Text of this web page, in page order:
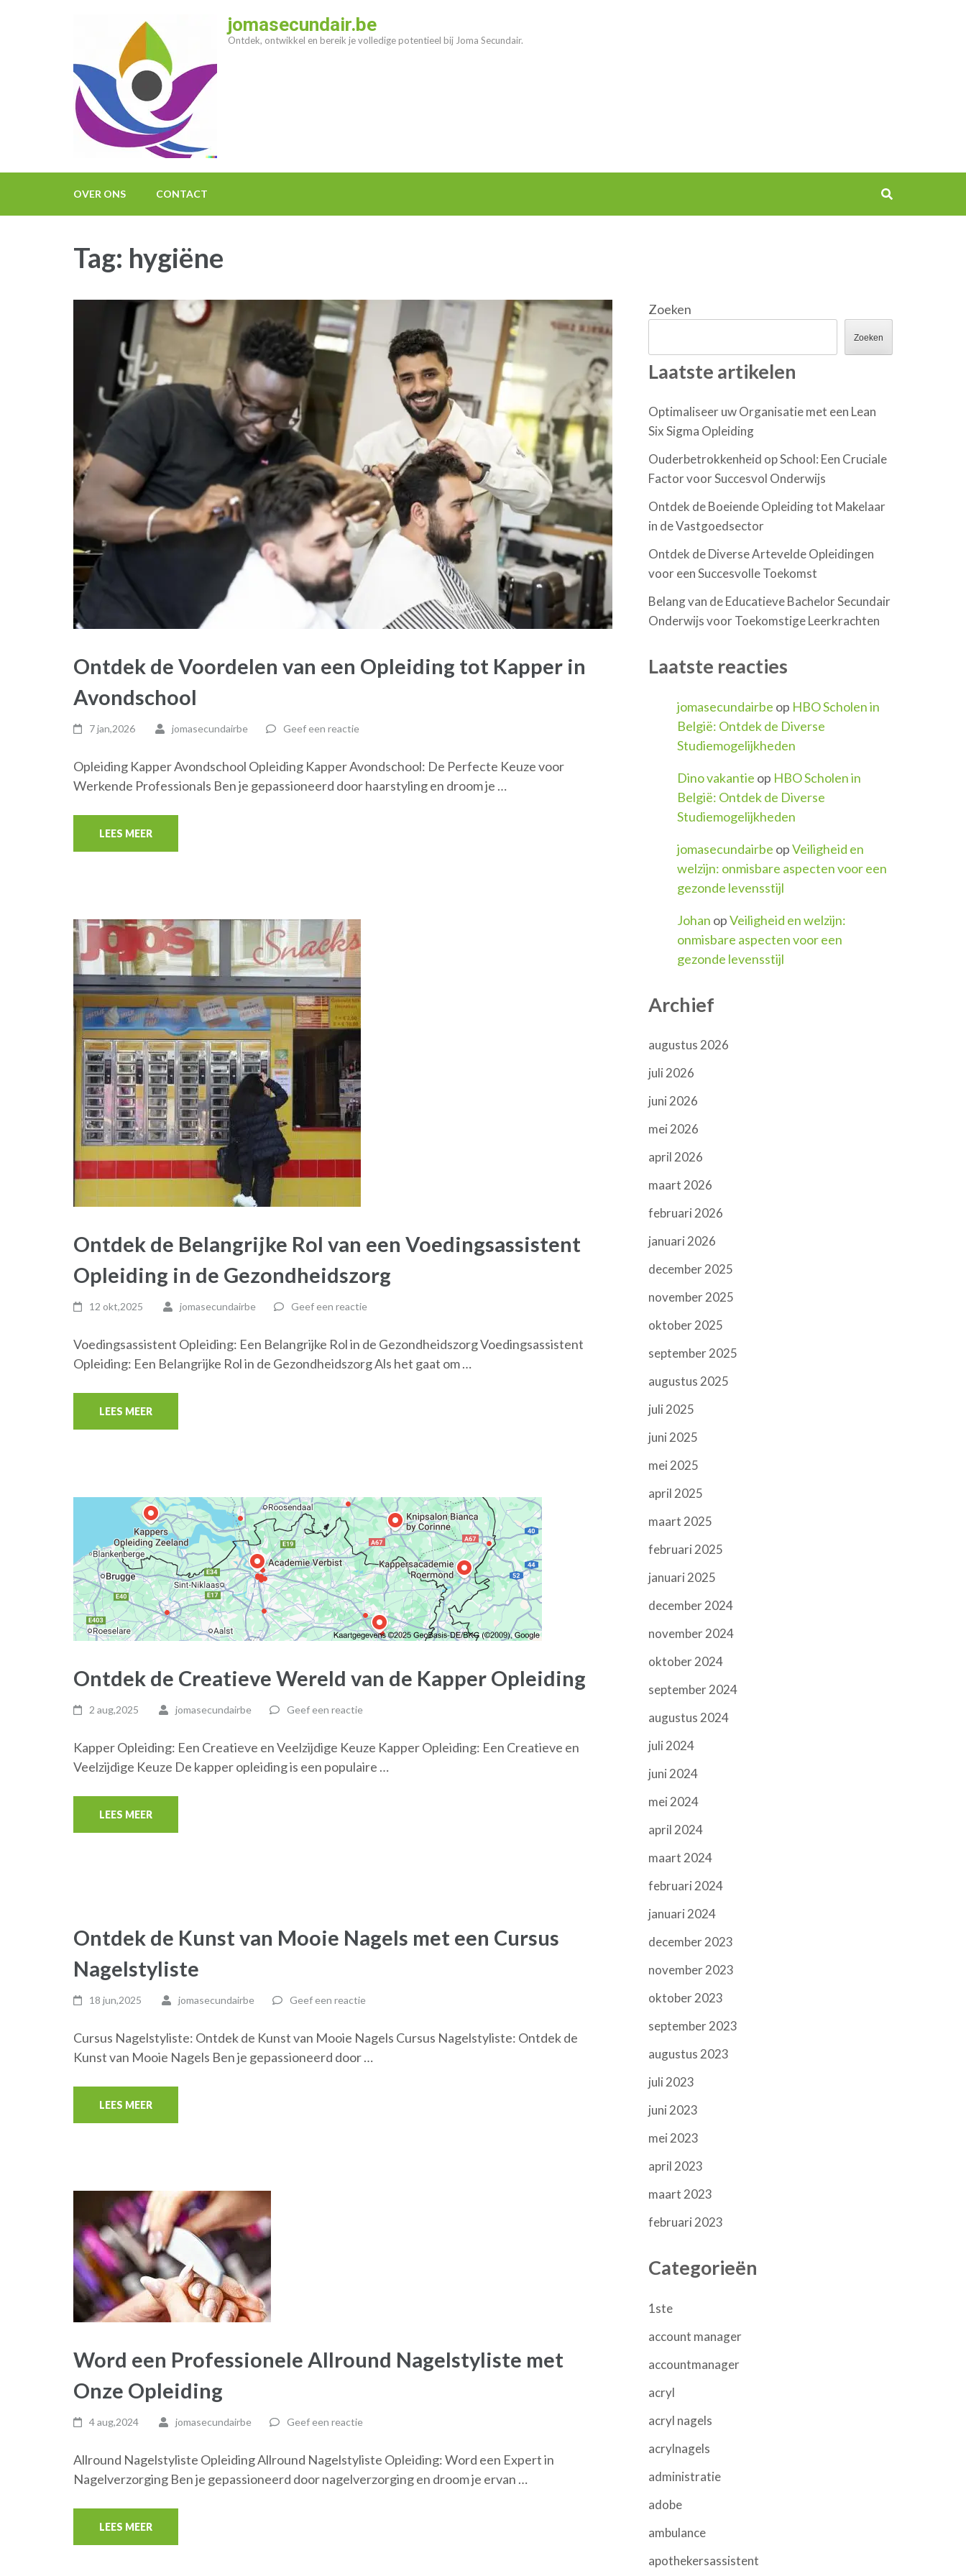
jomasecundair.be
Ontdek, ontwikkel en bereik je volledige potentieel bij Joma Secundair.
OVER ONS CONTACT
Tag: hygiëne
Ontdek de Voordelen van een Opleiding tot Kapper in
Avondschool
7 jan,2026 jomasecundairbe Geef een reactie
Opleiding Kapper Avondschool Opleiding Kapper Avondschool: De Perfecte Keuze voor
Werkende Professionals Ben je gepassioneerd door haarstyling en droom je …
LEES MEER
Ontdek de Belangrijke Rol van een Voedingsassistent
Opleiding in de Gezondheidszorg
12 okt,2025 jomasecundairbe Geef een reactie
Voedingsassistent Opleiding: Een Belangrijke Rol in de Gezondheidszorg Voedingsassistent
Opleiding: Een Belangrijke Rol in de Gezondheidszorg Als het gaat om …
LEES MEER
Ontdek de Creatieve Wereld van de Kapper Opleiding
2 aug,2025 jomasecundairbe Geef een reactie
Kapper Opleiding: Een Creatieve en Veelzijdige Keuze Kapper Opleiding: Een Creatieve en
Veelzijdige Keuze De kapper opleiding is een populaire …
LEES MEER
Ontdek de Kunst van Mooie Nagels met een Cursus
Nagelstyliste
18 jun,2025 jomasecundairbe Geef een reactie
Cursus Nagelstyliste: Ontdek de Kunst van Mooie Nagels Cursus Nagelstyliste: Ontdek de
Kunst van Mooie Nagels Ben je gepassioneerd door …
LEES MEER
Word een Professionele Allround Nagelstyliste met
Onze Opleiding
4 aug,2024 jomasecundairbe Geef een reactie
Allround Nagelstyliste Opleiding Allround Nagelstyliste Opleiding: Word een Expert in
Nagelverzorging Ben je gepassioneerd door nagelverzorging en droom je ervan …
LEES MEER
Zoeken
Zoeken
Laatste artikelen
Optimaliseer uw Organisatie met een Lean
Six Sigma Opleiding
Ouderbetrokkenheid op School: Een Cruciale
Factor voor Succesvol Onderwijs
Ontdek de Boeiende Opleiding tot Makelaar
in de Vastgoedsector
Ontdek de Diverse Artevelde Opleidingen
voor een Succesvolle Toekomst
Belang van de Educatieve Bachelor Secundair
Onderwijs voor Toekomstige Leerkrachten
Laatste reacties
jomasecundairbe op HBO Scholen in
België: Ontdek de Diverse
Studiemogelijkheden
Dino vakantie op HBO Scholen in
België: Ontdek de Diverse
Studiemogelijkheden
jomasecundairbe opVeiligheid en
welzijn: onmisbare aspecten voor een
gezonde levensstijl
Johan opVeiligheid en welzijn:
onmisbare aspecten voor een
gezonde levensstijl
Archief
augustus 2026
juli 2026
juni 2026
mei 2026
april 2026
maart 2026
februari 2026
januari 2026
december 2025
november 2025
oktober 2025
september 2025
augustus 2025
juli 2025
juni 2025
mei 2025
april 2025
maart 2025
februari 2025
januari 2025
december 2024
november 2024
oktober 2024
september 2024
augustus 2024
juli 2024
juni 2024
mei 2024
april 2024
maart 2024
februari 2024
januari 2024
december 2023
november 2023
oktober 2023
september 2023
augustus 2023
juli 2023
juni 2023
mei 2023
april 2023
maart 2023
februari 2023
Categorieën
1ste
account manager
accountmanager
acryl
acryl nagels
acrylnagels
administratie
adobe
ambulance
apothekersassistent